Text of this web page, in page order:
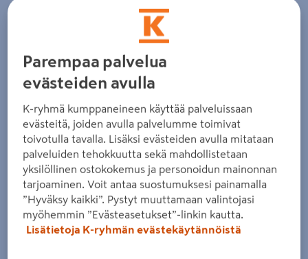
Parempaa palvelua
evästeiden avulla
K-ryhmä kumppaneineen käyttää palveluissaan
evästeitä, joiden avulla palvelumme toimivat
toivotulla tavalla. Lisäksi evästeiden avulla mitataan
palveluiden tehokkuutta sekä mahdollistetaan
yksilöllinen ostokokemus ja personoidun mainonnan
tarjoaminen. Voit antaa suostumuksesi painamalla
”Hyväksy kaikki”. Pystyt muuttamaan valintojasi
myöhemmin ”Evästeasetukset”-linkin kautta.
Lisätietoja K-ryhmän evästekäytännöistä